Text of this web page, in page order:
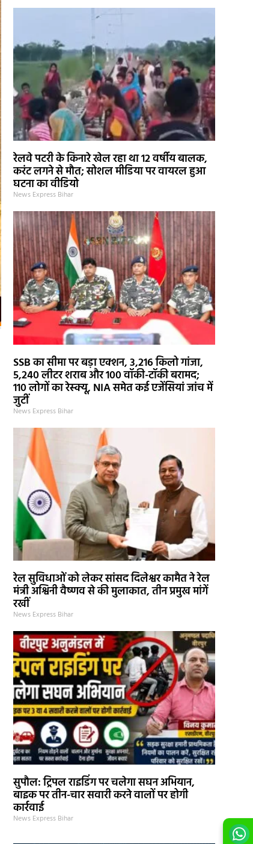
रेलवे पटरी के किनारे खेल रहा था 12 वर्षीय बालक,
करंट लगने से मौत; सोशल मीडिया पर वायरल हुआ
घटना का वीडियो
News Express Bihar
SSB का सीमा पर बड़ा एक्शन, 3,216 किलो गांजा,
5,240 लीटर शराब और 100 वॉकी-टॉकी बरामद;
110 लोगों का रेस्क्यू, NIA समेत कई एजेंसियां जांच में
जुटीं
News Express Bihar
रेल सुविधाओं को लेकर सांसद दिलेश्वर कामैत ने रेल
मंत्री अश्विनी वैष्णव से की मुलाकात, तीन प्रमुख मांगें
रखीं
News Express Bihar
सुपौल: ट्रिपल राइडिंग पर चलेगा सघन अभियान,
बाइक पर तीन-चार सवारी करने वालों पर होगी
कार्रवाई
News Express Bihar